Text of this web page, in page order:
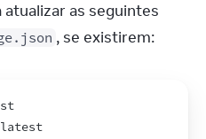
as seguintes
, se existirem:
latest